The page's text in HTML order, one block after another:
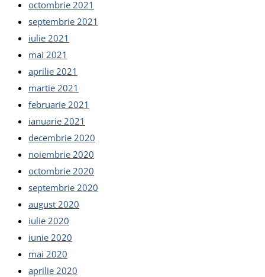
octombrie 2021
septembrie 2021
iulie 2021
mai 2021
aprilie 2021
martie 2021
februarie 2021
ianuarie 2021
decembrie 2020
noiembrie 2020
octombrie 2020
septembrie 2020
august 2020
iulie 2020
iunie 2020
mai 2020
aprilie 2020